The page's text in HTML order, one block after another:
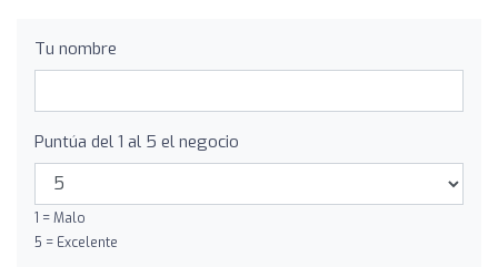
Tu nombre
Puntúa del 1 al 5 el negocio
1 = Malo
5 = Excelente